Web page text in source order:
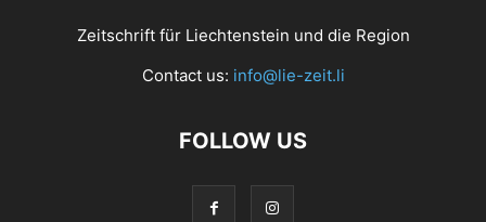
Zeitschrift für Liechtenstein und die Region
Contact us: info@lie-zeit.li
FOLLOW US